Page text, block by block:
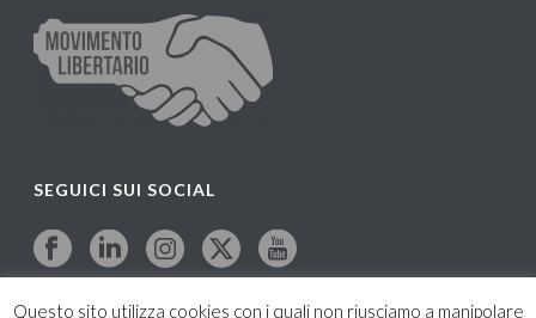
SEGUICI SUI SOCIAL
Questo sito utilizza cookies con i quali non riusciamo a manipolare